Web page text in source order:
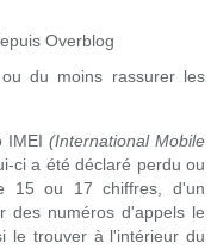
Overblog
du moins rassurer les
IMEI (International Mobile
ci a été déclaré perdu ou
15 ou 17 chiffres, d'un
des numéros d'appels le
le trouver à l'intérieur du